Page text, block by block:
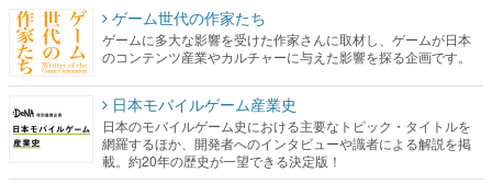
ゲーム世代の作家たち
ゲームに多大な影響を受けた作家さんに取材し、ゲームが日本
のコンテンツ産業やカルチャーに与えた影響を探る企画です。
日本モバイルゲーム産業史
日本のモバイルゲーム史における主要なトピック・タイトルを
網羅するほか、開発者へのインタビューや識者による解説を掲
載。約20年の歴史が一望できる決定版！